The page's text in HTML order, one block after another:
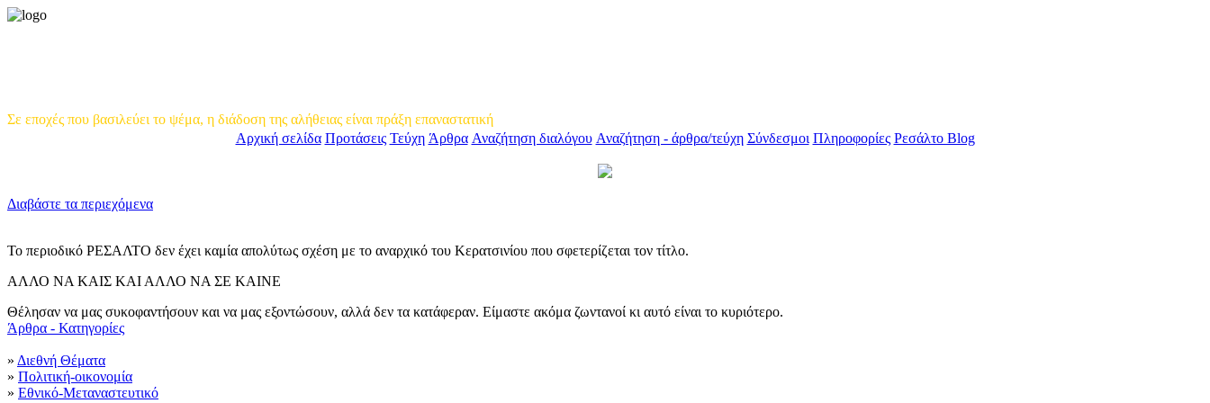
Σε εποχές που βασιλεύει το ψέμα, η διάδοση της αλήθειας είναι πράξη επαναστατική
Αρχική σελίδα Προτάσεις Τεύχη Άρθρα Αναζήτηση διαλόγου Αναζήτηση - άρθρα/τεύχη Σύνδεσμοι Πληροφορίες Ρεσάλτο Blog
Διαβάστε τα περιεχόμενα
Το περιοδικό ΡΕΣΑΛΤΟ δεν έχει καμία απολύτως σχέση με το αναρχικό του Κερατσινίου που σφετερίζεται τον τίτλο.
ΑΛΛΟ ΝΑ ΚΑΙΣ ΚΑΙ ΑΛΛΟ ΝΑ ΣΕ ΚΑΙΝΕ
Θέλησαν να μας συκοφαντήσουν και να μας εξοντώσουν, αλλά δεν τα κατάφεραν. Είμαστε ακόμα ζωντανοί κι αυτό είναι το κυριότερο.
Άρθρα - Κατηγορίες
» Διεθνή Θέματα
» Πολιτική-οικονομία
» Εθνικό-Mεταναστευτικό